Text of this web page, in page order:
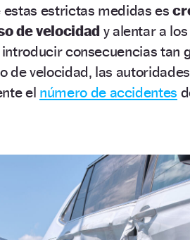
estas estrictas medidas es
de velocidady alentar a
consecuencias tan
de velocidad, las
el número de accidentes